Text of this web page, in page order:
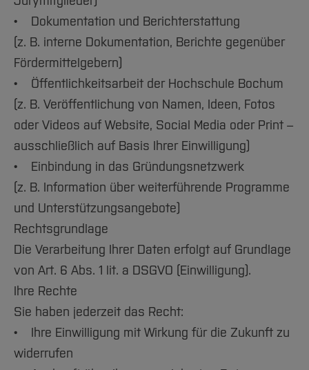
• Dokumentation und Berichterstattung
(z. B. interne Dokumentation, Berichte gegenüber
Fördermittelgebern)
• Öffentlichkeitsarbeit der Hochschule Bochum
(z. B. Veröffentlichung von Namen, Ideen, Fotos
oder Videos auf Website, Social Media oder Print –
ausschließlich auf Basis Ihrer Einwilligung)
• Einbindung in das Gründungsnetzwerk
(z. B. Information über weiterführende Programme
und Unterstützungsangebote)
Rechtsgrundlage
Die Verarbeitung Ihrer Daten erfolgt auf Grundlage
von Art. 6 Abs. 1 lit. a DSGVO (Einwilligung).
Ihre Rechte
Sie haben jederzeit das Recht:
• Ihre Einwilligung mit Wirkung für die Zukunft zu
widerrufen